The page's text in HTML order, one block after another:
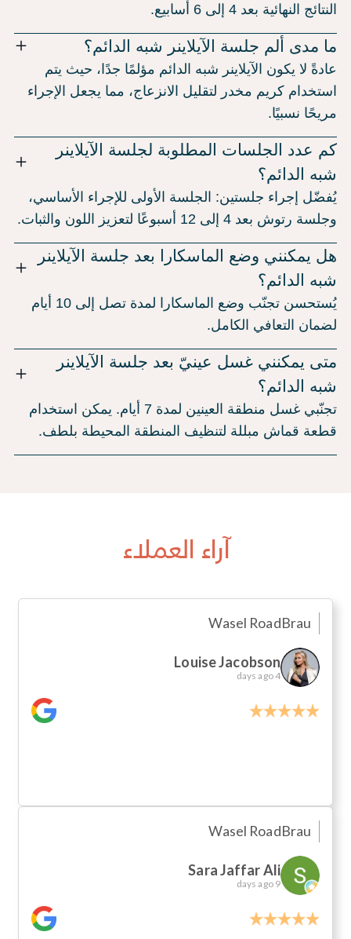
النتائج النهائية بعد 4 إلى 6 أسابيع.
ما مدى ألم جلسة الآيلاينر شبه الدائم؟
عادةً لا يكون الآيلاينر شبه الدائم مؤلمًا جدًا، حيث يتم
استخدام كريم مخدر لتقليل الانزعاج، مما يجعل الإجراء
مريحًا نسبيًا.
كم عدد الجلسات المطلوبة لجلسة الآيلاينر
شبه الدائم؟
يُفضّل إجراء جلستين: الجلسة الأولى للإجراء الأساسي،
وجلسة رتوش بعد 4 إلى 12 أسبوعًا لتعزيز اللون والثبات.
هل يمكنني وضع الماسكارا بعد جلسة الآيلاينر
شبه الدائم؟
يُستحسن تجنّب وضع الماسكارا لمدة تصل إلى 10 أيام
لضمان التعافي الكامل.
متى يمكنني غسل عينيّ بعد جلسة الآيلاينر
شبه الدائم؟
تجنّبي غسل منطقة العينين لمدة 7 أيام. يمكن استخدام
قطعة قماش مبللة لتنظيف المنطقة المحيطة بلطف.
آراء العملاء
Brau
Wasel Road
Louise Jacobson
4 days ago
Brau
Wasel Road
Sara Jaffar Ali
9 days ago